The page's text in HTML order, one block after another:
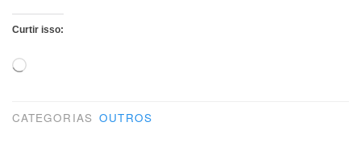
Curtir isso:
Carregando...
CATEGORIAS OUTROS